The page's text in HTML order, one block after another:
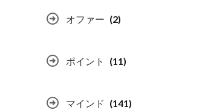
オファー (2)
ポイント (11)
マインド (141)